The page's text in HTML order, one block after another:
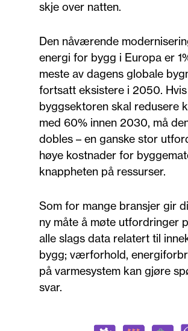
skje over natten.
Den nåværende
energi for bygg i Europa er
meste av dagens globale
fortsatt eksistere i 2050.
byggsektoren skal redusere
med 60% innen 2030, må
dobles – en ganske stor
høye kostnader for
knappheten på ressurser.
Som for mange bransjer gir
ny måte å møte utfordringer
alle slags data relatert til
bygg; værforhold,
på varmesystem kan gjøre
svar.